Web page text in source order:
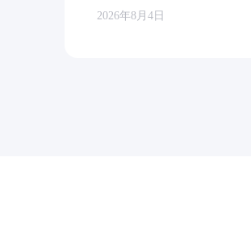
2026年8月4日